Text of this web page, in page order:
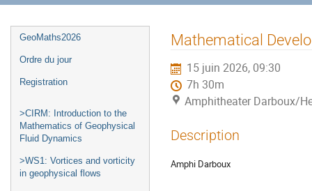
Menu
de
GeoMaths2026
Ordre du jour
Registration
>CIRM: Introduction to the
Mathematics of Geophysical
Fluid Dynamics
>WS1: Vortices and vorticity
in geophysical flows
Mathematical
15 juin 2026, 09:30
7h 30m
Amphitheater Darboux/
Description
Amphi Darboux